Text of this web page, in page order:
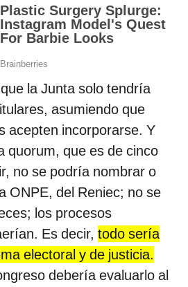
la Junta solo tendría
asumiendo que
acepten incorporarse. Y
quorum, que es de cinco
no se podría nombrar o
ONPE, del Reniec; no se
los procesos
Es decir, todo sería
electoral y de justicia.
debería evaluarlo al